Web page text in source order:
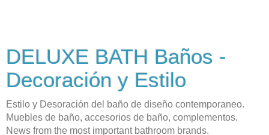
DELUXE BATH Baños -
Decoración y Estilo
Estilo y Desoración del baño de diseño contemporaneo.
Muebles de baño, accesorios de baño, complementos.
News from the most important bathroom brands.